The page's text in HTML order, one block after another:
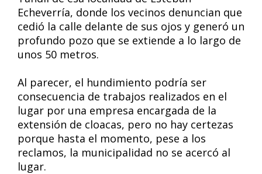
Echeverría, donde los vecinos denuncian que
cedió la calle delante de sus ojos y generó un
profundo pozo que se extiende a lo largo de
unos 50 metros.
Al parecer, el hundimiento podría ser
consecuencia de trabajos realizados en el
lugar por una empresa encargada de la
extensión de cloacas, pero no hay certezas
porque hasta el momento, pese a los
reclamos, la municipalidad no se acercó al
lugar.